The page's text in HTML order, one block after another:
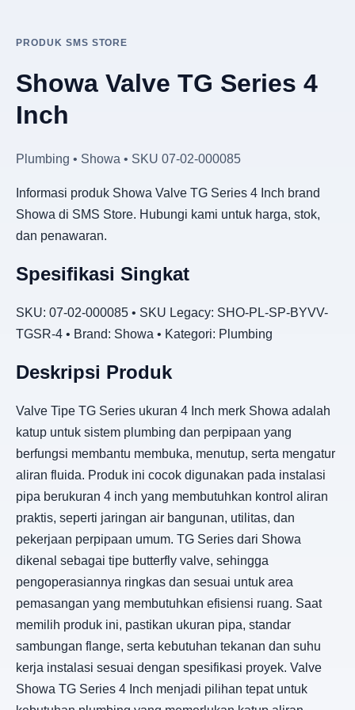
PRODUK SMS STORE
Showa Valve TG Series 4
Inch
Plumbing • Showa • SKU 07-02-000085
Informasi produk Showa Valve TG Series 4 Inch brand
Showa di SMS Store. Hubungi kami untuk harga, stok,
dan penawaran.
Spesifikasi Singkat
SKU: 07-02-000085 • SKU Legacy: SHO-PL-SP-BYVV-
TGSR-4 • Brand: Showa • Kategori: Plumbing
Deskripsi Produk
Valve Tipe TG Series ukuran 4 Inch merk Showa adalah
katup untuk sistem plumbing dan perpipaan yang
berfungsi membantu membuka, menutup, serta mengatur
aliran fluida. Produk ini cocok digunakan pada instalasi
pipa berukuran 4 inch yang membutuhkan kontrol aliran
praktis, seperti jaringan air bangunan, utilitas, dan
pekerjaan perpipaan umum. TG Series dari Showa
dikenal sebagai tipe butterfly valve, sehingga
pengoperasiannya ringkas dan sesuai untuk area
pemasangan yang membutuhkan efisiensi ruang. Saat
memilih produk ini, pastikan ukuran pipa, standar
sambungan flange, serta kebutuhan tekanan dan suhu
kerja instalasi sesuai dengan spesifikasi proyek. Valve
Showa TG Series 4 Inch menjadi pilihan tepat untuk